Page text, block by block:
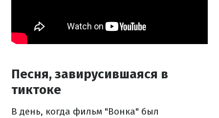
Песня, завирусившаяся в
тиктоке
В день, когда фильм "Вонка" был